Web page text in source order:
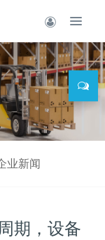
业新闻
期，设备